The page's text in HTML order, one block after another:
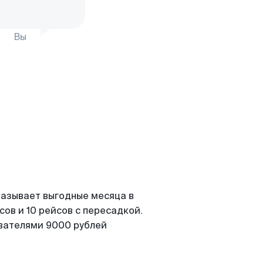
Вы
выгодные месяца в
и 10 рейсов с пересадкой.
9000 рублей